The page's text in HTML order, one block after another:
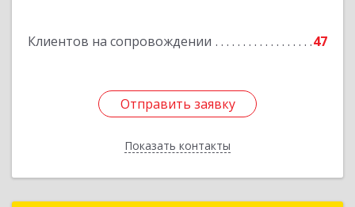
Клиентов на сопровождении 47
Отправить заявку
Показать контакты
Подробнее
Отправить заявку
Назад